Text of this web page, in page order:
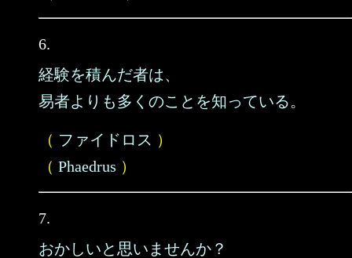
6.
経験を積んだ者は、
易者よりも多くのことを知っている。
（ ファイドロス ）
（ Phaedrus ）
7.
おかしいと思いませんか？